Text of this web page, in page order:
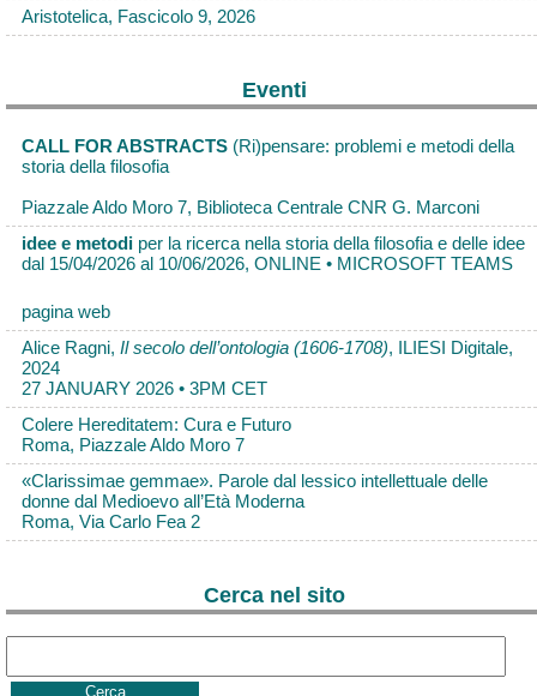
Aristotelica, Fascicolo 9, 2026
Eventi
CALL FOR ABSTRACTS (Ri)pensare: problemi e metodi della
storia della filosofia
Piazzale Aldo Moro 7, Biblioteca Centrale CNR G. Marconi
idee e metodi per la ricerca nella storia della filosofia e delle idee
dal 15/04/2026 al 10/06/2026, ONLINE • MICROSOFT TEAMS
pagina web
Alice Ragni, Il secolo dell’ontologia (1606-1708), ILIESI Digitale,
2024
27 JANUARY 2026 • 3PM CET
Colere Hereditatem: Cura e Futuro
Roma, Piazzale Aldo Moro 7
«Clarissimae gemmae». Parole dal lessico intellettuale delle
donne dal Medioevo all’Età Moderna
Roma, Via Carlo Fea 2
Cerca nel sito